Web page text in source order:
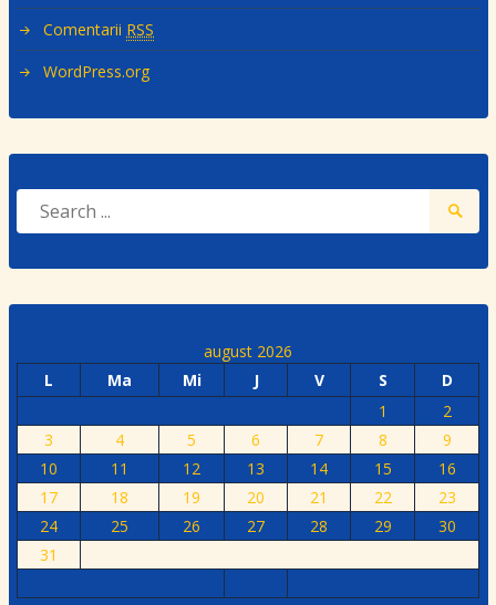
Comentarii RSS
WordPress.org
august 2026
L
Ma Mi J V S
D
1
2
3
4 5 6 7 8
9
10
11 12 13 14 15
16
17
18 19 20 21 22
23
24
25 26 27 28 29
30
31